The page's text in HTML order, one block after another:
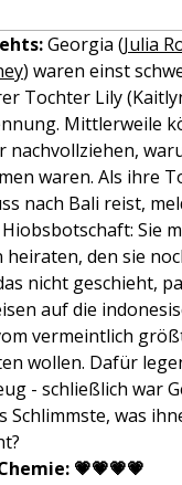
Georgia (Julia
) waren einst
Tochter Lily
Mittlerweile
nachvollziehen,
waren. Als ihre
nach Bali reist,
Sie
heiraten, den sie
nicht geschieht,
auf die
vermeintlich
wollen. Dafür
- schließlich war
Schlimmste, was
💗💗💗💗